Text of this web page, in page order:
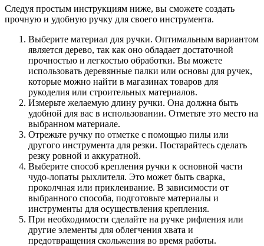
Следуя простым инструкциям ниже, вы сможете создать
прочную и удобную ручку для своего инструмента.
Выберите материал для ручки. Оптимальным вариантом
является дерево, так как оно обладает достаточной
прочностью и легкостью обработки. Вы можете
использовать деревянные палки или основы для ручек,
которые можно найти в магазинах товаров для
рукоделия или строительных материалов.
Измерьте желаемую длину ручки. Она должна быть
удобной для вас в использовании. Отметьте это место на
выбранном материале.
Отрежьте ручку по отметке с помощью пилы или
другого инструмента для резки. Постарайтесь сделать
резку ровной и аккуратной.
Выберите способ крепления ручки к основной части
чудо-лопаты рыхлителя. Это может быть сварка,
проколчная или приклеивание. В зависимости от
выбранного способа, подготовьте материалы и
инструменты для осуществления крепления.
При необходимости сделайте на ручке рифления или
другие элементы для облегчения хвата и
предотвращения скольжения во время работы.